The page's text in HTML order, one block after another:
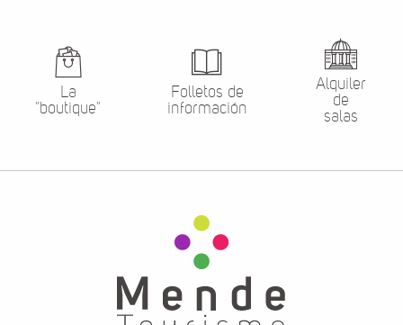
La
"boutique"
Folletos de
información
Alquiler
de
salas